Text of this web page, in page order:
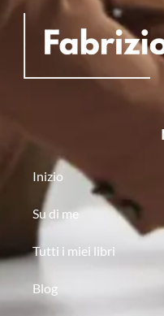
Inizio
Su di me
Tutti i miei libri
Blog